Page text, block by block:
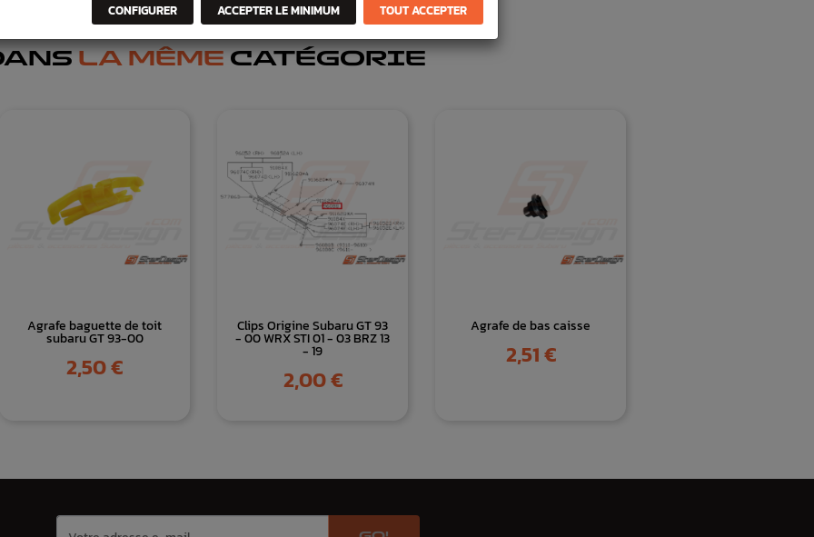
LA MÊMECATÉGORIE
Agrafe baguette de toit
subaru GT 93-00
Prix
2,50 €
Clips Origine Subaru GT 93
- 00 WRX STI 01 - 03 BRZ 13
- 19
Prix
2,00 €
Agrafe de bas caisse
Prix
2,51 €
CONFIGURER ACCEPTER LE MINIMUM TOUT ACCEPTER